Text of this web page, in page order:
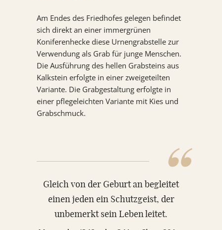
Am Endes des Friedhofes gelegen befindet
sich direkt an einer immergrünen
Koniferenhecke diese Urnengrabstelle zur
Verwendung als Grab für junge Menschen.
Die Ausführung des hellen Grabsteins aus
Kalkstein erfolgte in einer zweigeteilten
Variante. Die Grabgestaltung erfolgte in
einer pflegeleichten Variante mit Kies und
Grabschmuck.
“
Gleich von der Geburt an begleitet
einen jeden ein Schutzgeist, der
unbemerkt sein Leben leitet.